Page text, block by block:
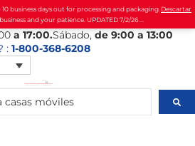
business days out for processing and packaging.
and your patience. UPDATED 7/2/26 ...
Descartar
a 17:00.Sábado, de 9:00 a 13:00
: 1-800-368-6208